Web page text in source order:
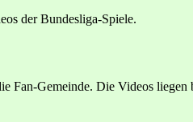
der Bundesliga-Spiele.
Gemeinde. Die Videos